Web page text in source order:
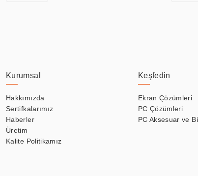
Kurumsal
Hakkımızda
Sertifkalarımız
Haberler
Üretim
Kalite Politikamız
Keşfedin
Ekran Çözümleri
PC Çözümleri
PC Aksesuar ve